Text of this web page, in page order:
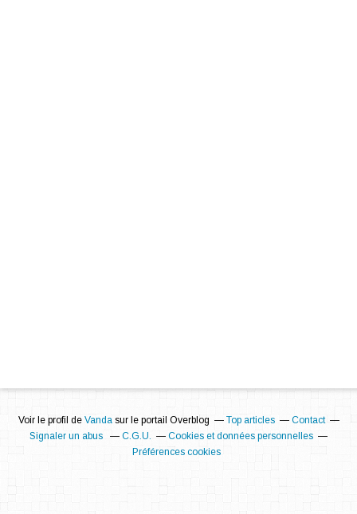
Voir le profil de Vandasur le portail Overblog Top articles
Contact
Signaler un abus
C.G.U.
Cookies et données personnelles
Préférences cookies